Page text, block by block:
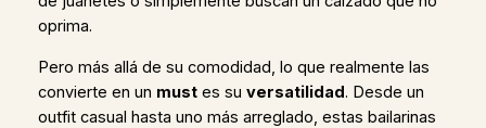
oprima.
Pero más allá de su comodidad, lo que realmente las
convierte en un mustes su versatilidad. Desde un
outfit casual hasta uno más arreglado, estas bailarinas